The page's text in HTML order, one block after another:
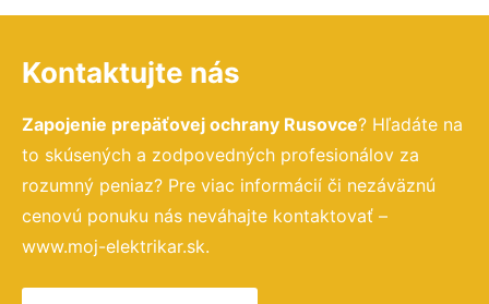
Kontaktujte nás
Zapojenie prepäťovej ochrany Rusovce? Hľadáte na
to skúsených a zodpovedných profesionálov za
rozumný peniaz? Pre viac informácií či nezáväznú
cenovú ponuku nás neváhajte kontaktovať –
www.moj-elektrikar.sk.